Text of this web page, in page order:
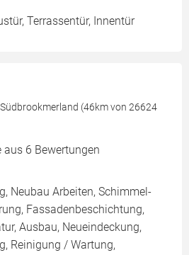
Terrassentür, Innentür
(46km von 26624
aus 6 Bewertungen
Neubau Arbeiten, Schimmel-
Fassadenbeschichtung,
Ausbau, Neueindeckung,
Reinigung / Wartung,